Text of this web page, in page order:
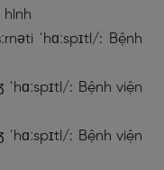
hình
ˈhɑːspɪtl/: Bệnh
ˈhɑːspɪtl /: Bệnh viện
ˈhɑːspɪtl /: Bệnh viện